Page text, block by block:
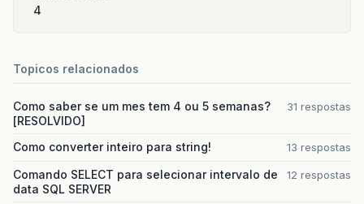
4
Topicos relacionados
Como saber se um mes tem 4 ou 5 semanas?
[RESOLVIDO]
31 respostas
Como converter inteiro para string! 13 respostas
Comando SELECT para selecionar intervalo de
data SQL SERVER
12 respostas